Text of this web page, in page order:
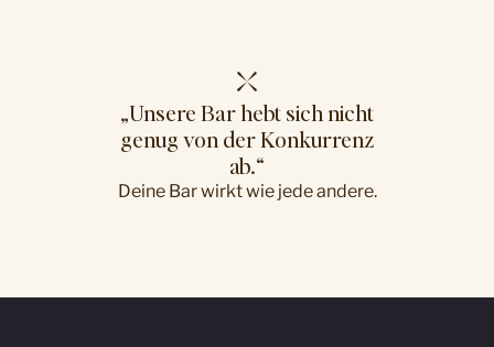
„Unsere Bar hebt sich nicht
genug von der Konkurrenz
ab.“
Deine Bar wirkt wie jede andere.